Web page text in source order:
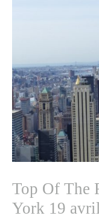
Top Of The
York 19 avril